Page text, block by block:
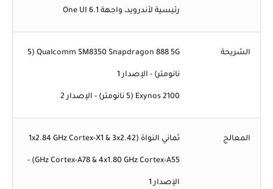
رئيسية لأندرويد، واجهة One UI 6.1
الشريحة Qualcomm SM8350 Snapdragon 888 5G (5
نانومتر) - الإصدار 1
Exynos 2100 (5 نانومتر) - الإصدار 2
المعالج ثماني النواة (1x2.84 GHz Cortex-X1 & 3x2.42
GHz Cortex-A78 & 4x1.80 GHz Cortex-A55) -
الإصدار 1